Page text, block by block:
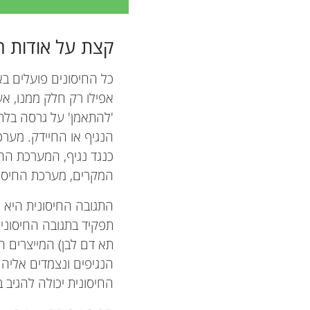
קצת על אודות
כל החיסונים פועלים
אפילו רק חלק ממנו,
'להתאמן' על גרסה
הנגיף או החיידק.
כנגד נגיף, המערכת
המקרים, מערכת
התגובה החיסונית
תפקיד בתגובה
תא דם לבן) המייצרים
הנגיפים ונצמדים
החיסונית יכולה